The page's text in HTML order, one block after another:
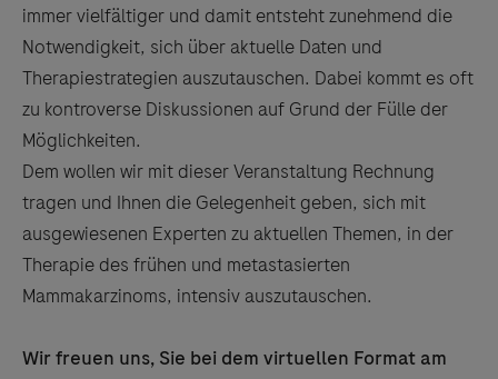
immer vielfältiger und damit entsteht zunehmend die
Notwendigkeit, sich über aktuelle Daten und
Therapiestrategien auszutauschen. Dabei kommt es oft
zu kontroverse Diskussionen auf Grund der Fülle der
Möglichkeiten.
Dem wollen wir mit dieser Veranstaltung Rechnung
tragen und Ihnen die Gelegenheit geben, sich mit
ausgewiesenen Experten zu aktuellen Themen, in der
Therapie des frühen und metastasierten
Mammakarzinoms, intensiv auszutauschen.
Wir freuen uns, Sie bei dem virtuellen Format am